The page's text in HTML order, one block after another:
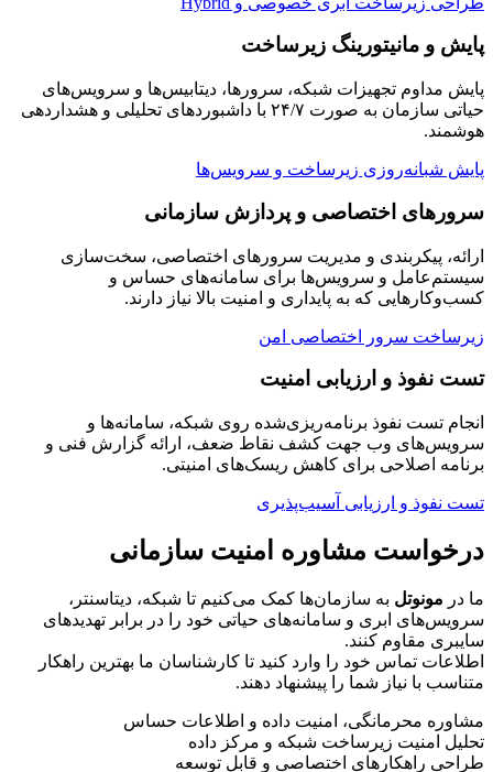
پایش و مانیتورینگ زیرساخت
پایش مداوم تجهیزات شبکه، سرورها، دیتابیس‌ها و سرویس‌های
حیاتی سازمان به صورت ۲۴/۷ با داشبوردهای تحلیلی و هشداردهی
هوشمند.
پایش شبانه‌روزی زیرساخت و سرویس‌ها
سرورهای اختصاصی و پردازش سازمانی
ارائه، پیکربندی و مدیریت سرورهای اختصاصی، سخت‌سازی
سیستم‌عامل و سرویس‌ها برای سامانه‌های حساس و
کسب‌وکارهایی که به پایداری و امنیت بالا نیاز دارند.
زیرساخت سرور اختصاصی امن
تست نفوذ و ارزیابی امنیت
انجام تست نفوذ برنامه‌ریزی‌شده روی شبکه، سامانه‌ها و
سرویس‌های وب جهت کشف نقاط ضعف، ارائه گزارش فنی و
برنامه اصلاحی برای کاهش ریسک‌های امنیتی.
تست نفوذ و ارزیابی آسیب‌پذیری
درخواست مشاوره امنیت سازمانی
ما در مونوتل به سازمان‌ها کمک می‌کنیم تا شبکه، دیتاسنتر،
سرویس‌های ابری و سامانه‌های حیاتی خود را در برابر تهدیدهای
سایبری مقاوم کنند.
اطلاعات تماس خود را وارد کنید تا کارشناسان ما بهترین راهکار
متناسب با نیاز شما را پیشنهاد دهند.
مشاوره محرمانگی، امنیت داده و اطلاعات حساس
تحلیل امنیت زیرساخت شبکه و مرکز داده
طراحی راهکارهای اختصاصی و قابل توسعه